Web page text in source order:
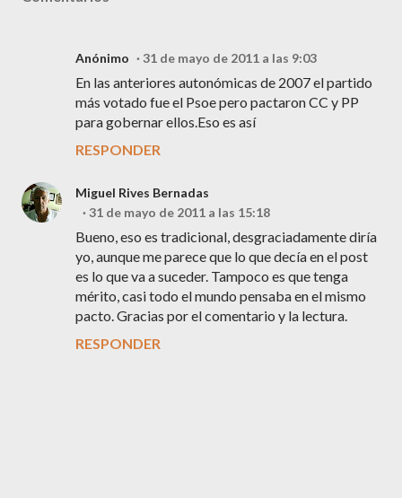
Anónimo 31 de mayo de 2011 a las 9:03
En las anteriores autonómicas de 2007 el partido
más votado fue el Psoe pero pactaron CC y PP
para gobernar ellos.Eso es así
RESPONDER
Miguel Rives Bernadas
31 de mayo de 2011 a las 15:18
Bueno, eso es tradicional, desgraciadamente diría
yo, aunque me parece que lo que decía en el post
es lo que va a suceder. Tampoco es que tenga
mérito, casi todo el mundo pensaba en el mismo
pacto. Gracias por el comentario y la lectura.
RESPONDER